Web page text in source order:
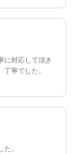
に対応して頂き
寧でした。
。